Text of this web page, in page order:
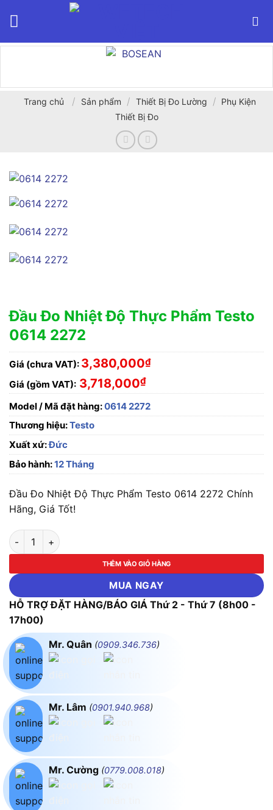
Trang chủ / Sản phẩm / Thiết Bị Đo Lường / Phụ Kiện
Thiết Bị Đo
Đầu Đo Nhiệt Độ Thực Phẩm Testo
0614 2272
Giá (chưa VAT): 3,380,000₫
Giá (gồm VAT): 3,718,000₫
Model / Mã đặt hàng:0614 2272
Thương hiệu:Testo
Xuất xứ:Đức
Bảo hành:12 Tháng
Đầu Đo Nhiệt Độ Thực Phẩm Testo 0614 2272 Chính
Hãng, Giá Tốt!
Đầu Đo Nhiệt Độ Thực Phẩm Testo 0614 2272 số lượng
THÊM VÀO GIỎ HÀNG
MUA NGAY
HỖ TRỢ ĐẶT HÀNG/BÁO GIÁ Thứ 2 - Thứ 7 (8h00 -
17h00)
Mr. Quân (0909.346.736)
Mr. Lâm (0901.940.968)
Mr. Cường (0779.008.018)